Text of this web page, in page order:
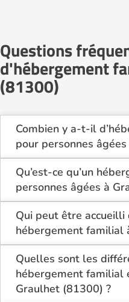
Questions
d'hébergement
(81300)
Combien y a-t-il
pour personnes
Sur Logement-
1 hébergements
Graulhet (81300) en
Ces structures offrent
sécurisant, idéal pour
dans un
établissement collectif.
Qu’est-ce qu’un
personnes âgées à
L’hébergement familial
d’être accueillie au
agréé par le
Elle y bénéficie d’un
partagés, d’une
accompagnement
une grande autonomie.
Qui peut être accueilli
hébergement familial
Ce mode d’accueil
de plus de 60 ans,
souhaitent vivre dans
dans une structure
légère perte
Quelles sont les
hébergement familial
Graulhet (81300) ?